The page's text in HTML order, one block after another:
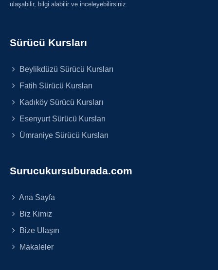
ulaşabilir, bilgi alabilir ve inceleyebilirsiniz.
Sürücü Kursları
Beylikdüzü Sürücü Kursları
Fatih Sürücü Kursları
Kadıköy Sürücü Kursları
Esenyurt Sürücü Kursları
Ümraniye Sürücü Kursları
Surucukursuburada.com
Ana Sayfa
Biz Kimiz
Bize Ulaşın
Makaleler